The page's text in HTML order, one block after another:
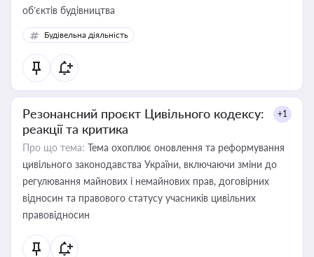
об’єктів будівництва
Будівельна діяльність
Резонансний проєкт Цивільного кодексу:
реакції та критика
+1
Про що тема: Тема охоплює оновлення та реформування
цивільного законодавства України, включаючи зміни до
регулювання майнових і немайнових прав, договірних
відносин та правового статусу учасників цивільних
правовідносин